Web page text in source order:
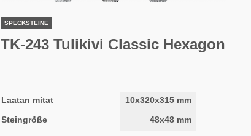
SPECKSTEINE
TK-243 Tulikivi Classic Hexagon
Laatan mitat
10x320x315 mm
Steingröße
48x48 mm